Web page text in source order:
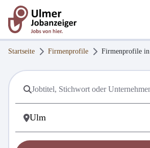
Startseite Firmenprofile Firmenprofile in